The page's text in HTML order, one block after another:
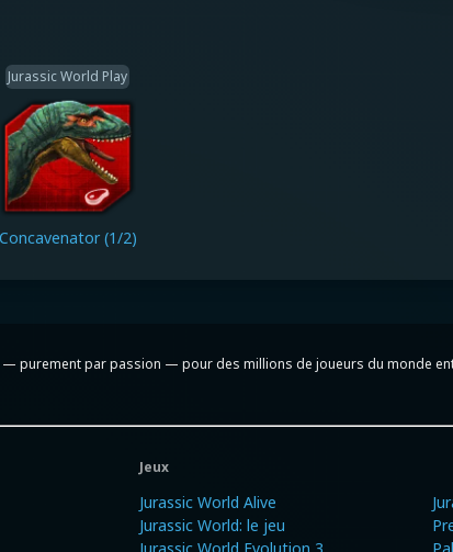
Jurassic World Play
Concavenator (1/2)
purement par passion — pour des millions de joueurs du monde
Jeux
Jurassic World Alive
Jurassic World: le jeu
Jurassic World Evolution 3